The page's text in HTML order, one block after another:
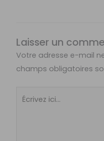
Laisser un
Votre adresse e-mail
champs obligatoires
Écrivez